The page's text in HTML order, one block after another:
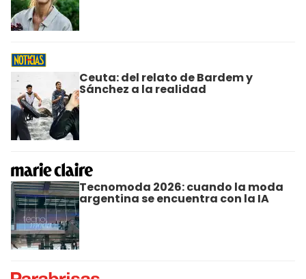
Ceuta: del relato de Bardem y
Sánchez a la realidad
Tecnomoda 2026: cuando la moda
argentina se encuentra con la IA